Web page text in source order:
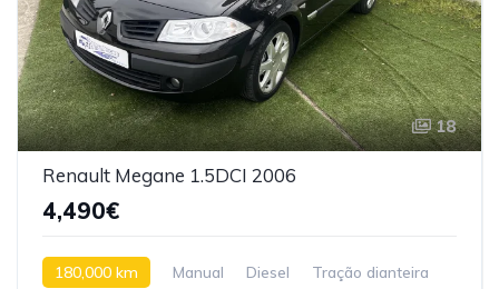
18
Renault Megane 1.5DCI 2006
4,490€
180,000 km Manual Diesel Tração dianteira